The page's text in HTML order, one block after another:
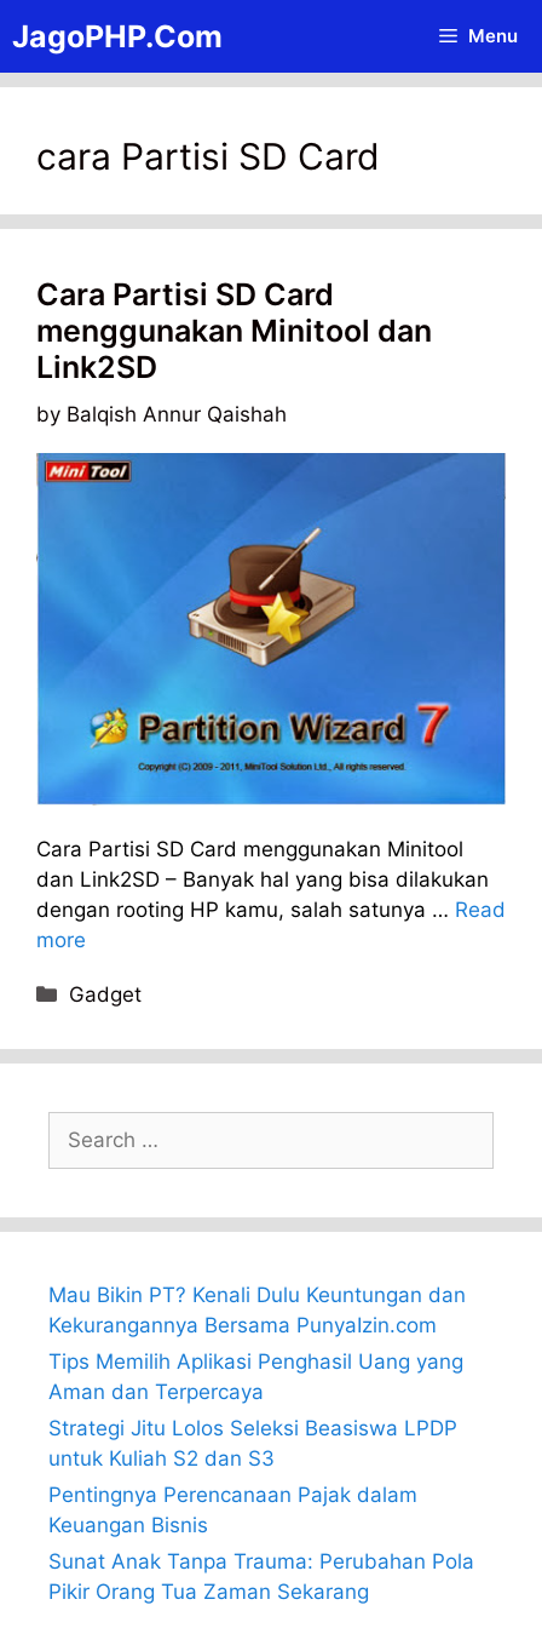
to
content
JagoPHP.Com Menu
cara Partisi SD Card
Cara Partisi SD Card
menggunakan Minitool dan
Link2SD
by Balqish Annur Qaishah
Cara Partisi SD Card menggunakan Minitool
dan Link2SD – Banyak hal yang bisa dilakukan
dengan rooting HP kamu, salah satunya … Read
more
Categories
Gadget
for:
Mau Bikin PT? Kenali Dulu Keuntungan dan
Kekurangannya Bersama PunyaIzin.com
Tips Memilih Aplikasi Penghasil Uang yang
Aman dan Terpercaya
Strategi Jitu Lolos Seleksi Beasiswa LPDP
untuk Kuliah S2 dan S3
Pentingnya Perencanaan Pajak dalam
Keuangan Bisnis
Sunat Anak Tanpa Trauma: Perubahan Pola
Pikir Orang Tua Zaman Sekarang